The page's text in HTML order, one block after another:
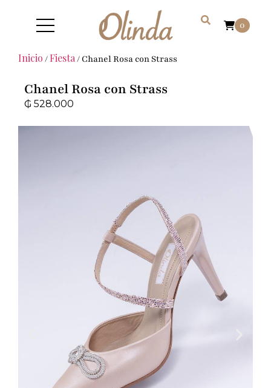
0
Inicio / Fiesta/ Chanel Rosa con Strass
Chanel Rosa con Strass
₲ 528.000